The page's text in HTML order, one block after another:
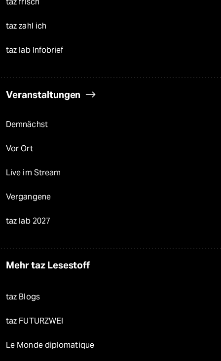
taz zahl ich
taz lab Infobrief
Veranstaltungen
Demnächst
Vor Ort
Live im Stream
Vergangene
taz lab 2027
Mehr taz Lesestoff
taz Blogs
taz FUTURZWEI
Le Monde diplomatique